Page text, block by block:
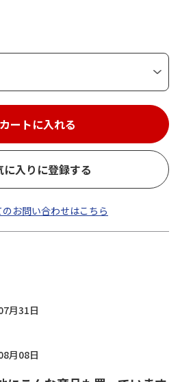
カートに入れる
に入りに登録する
お問い合わせはこちら
月31日
月08日